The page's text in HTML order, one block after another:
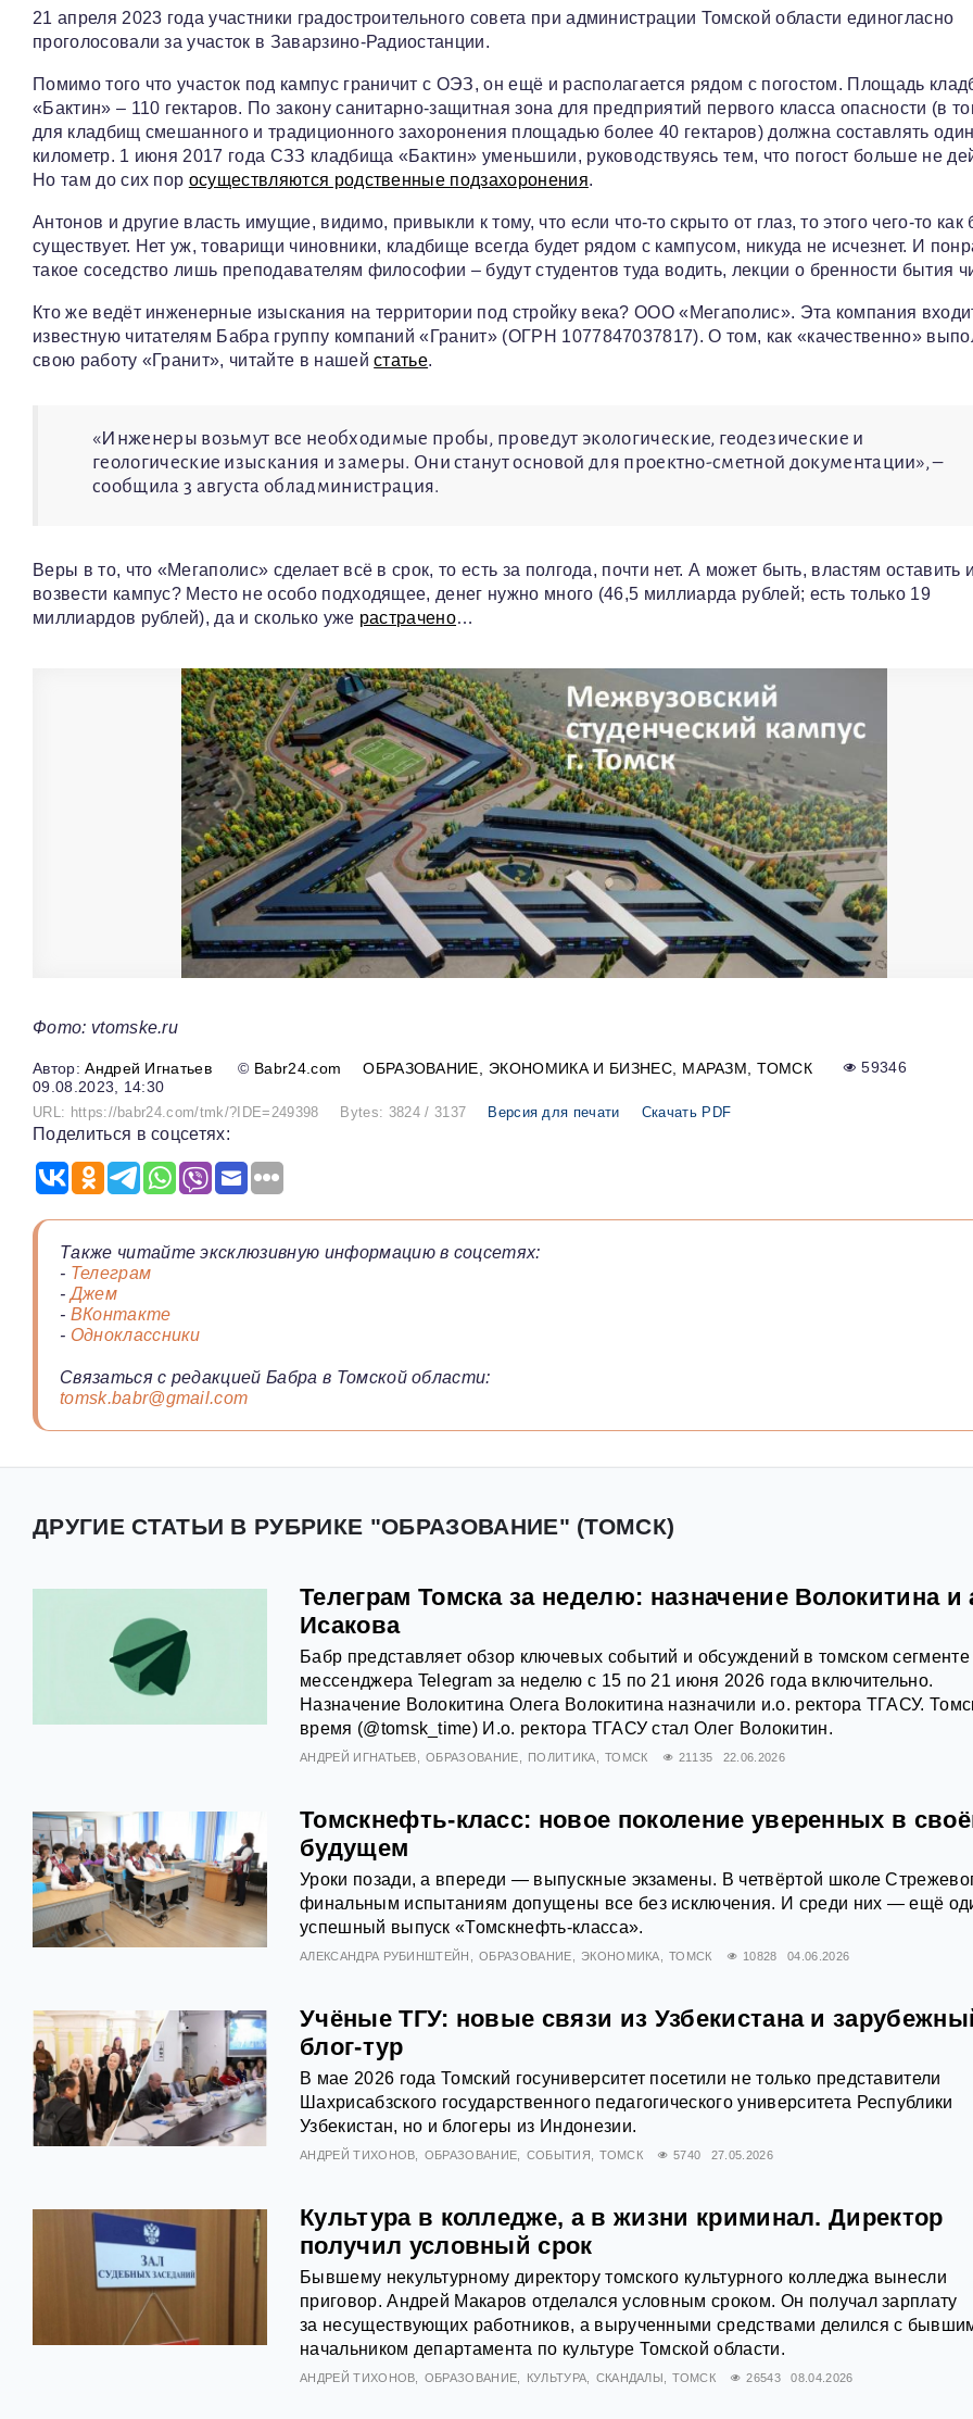
21 апреля 2023 года участники градостроительного совета при администрации Томской области единогласно
проголосовали за участок в Заварзино-Радиостанции.
Помимо того что участок под кампус граничит с ОЭЗ, он ещё и располагается рядом с погостом. Площадь
«Бактин» – 110 гектаров. По закону санитарно-защитная зона для предприятий первого класса опасности (в
для кладбищ смешанного и традиционного захоронения площадью более 40 гектаров) должна составлять
километр. 1 июня 2017 года СЗЗ кладбища «Бактин» уменьшили, руководствуясь тем, что погост больше не
Но там до сих пор осуществляются родственные подзахоронения.
Антонов и другие власть имущие, видимо, привыкли к тому, что если что-то скрыто от глаз, то этого чего-то как
существует. Нет уж, товарищи чиновники, кладбище всегда будет рядом с кампусом, никуда не исчезнет. И
такое соседство лишь преподавателям философии – будут студентов туда водить, лекции о бренности бытия
Кто же ведёт инженерные изыскания на территории под стройку века? ООО «Мегаполис». Эта компания
известную читателям Бабра группу компаний «Гранит» (ОГРН 1077847037817). О том, как «качественно»
свою работу «Гранит», читайте в нашейстатье.
«Инженеры возьмут все необходимые пробы, проведут экологические, геодезические и
геологические изыскания и замеры. Они станут основой для проектно-сметной документации», –
сообщила 3 августа обладминистрация.
Веры в то, что «Мегаполис» сделает всё в срок, то есть за полгода, почти нет. А может быть, властям оставить
возвести кампус? Место не особо подходящее, денег нужно много (46,5 миллиарда рублей; есть только 19
миллиардов рублей), да и сколько уже растрачено…
Фото: vtomske.ru
Андрей Игнатьев © Babr24.com ОБРАЗОВАНИЕ ЭКОНОМИКА И БИЗНЕС МАРАЗМ ТОМСК
59346
09.08.2023, 14:30
URL: https://babr24.com/tmk/?IDE=249398 Bytes: 3824 / 3137 Версия для печати Скачать PDF
Поделиться в соцсетях:
Также читайте эксклюзивную информацию в соцсетях:
- Телеграм
-Джем
- ВКонтакте
- Одноклассники
Связаться с редакцией Бабра в Томской области:
tomsk.babr@gmail.com
ДРУГИЕ СТАТЬИ В РУБРИКЕ "ОБРАЗОВАНИЕ" (ТОМСК)
Телеграм Томска за неделю: назначение Волокитина и
Исакова
Бабр представляет обзор ключевых событий и обсуждений в томском сегменте
мессенджера Telegram за неделю с 15 по 21 июня 2026 года включительно.
Назначение Волокитина Олега Волокитина назначили и.о. ректора ТГАСУ.
время (@tomsk_time) И.о. ректора ТГАСУ стал Олег Волокитин.
АНДРЕЙ ИГНАТЬЕВ ОБРАЗОВАНИЕ ПОЛИТИКА ТОМСК 21135 22.06.2026
Томскнефть-класс: новое поколение уверенных в
будущем
Уроки позади, а впереди — выпускные экзамены. В четвёртой школе
финальным испытаниям допущены все без исключения. И среди них — ещё
успешный выпуск «Томскнефть-класса».
АЛЕКСАНДРА РУБИНШТЕЙН ОБРАЗОВАНИЕ ЭКОНОМИКА ТОМСК 10828 04.06.2026
Учёные ТГУ: новые связи из Узбекистана и
блог-тур
В мае 2026 года Томский госуниверситет посетили не только представители
Шахрисабзского государственного педагогического университета Республики
Узбекистан, но и блогеры из Индонезии.
АНДРЕЙ ТИХОНОВ ОБРАЗОВАНИЕ СОБЫТИЯ ТОМСК 5740 27.05.2026
Культура в колледже, а в жизни криминал. Директор
получил условный срок
Бывшему некультурному директору томского культурного колледжа вынесли
приговор. Андрей Макаров отделался условным сроком. Он получал зарплату
за несуществующих работников, а вырученными средствами делился с
начальником департамента по культуре Томской области.
АНДРЕЙ ТИХОНОВ ОБРАЗОВАНИЕ КУЛЬТУРА СКАНДАЛЫ ТОМСК 26543 08.04.2026